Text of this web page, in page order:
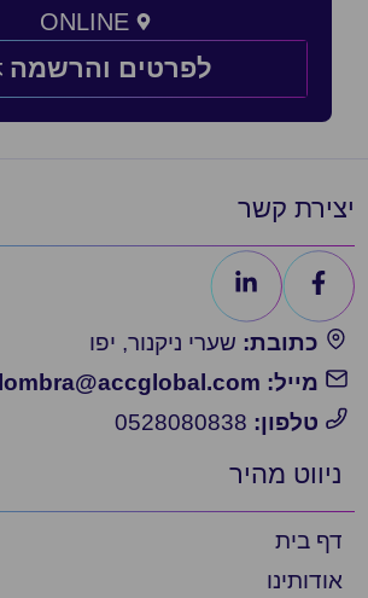
ONLINE
לפרטים והרשמה
קשר
כתובת:שערי ניקנור, יפו
מייל: l.alkolombra@accglobal.com
טלפון:0528080838
מהיר
בית